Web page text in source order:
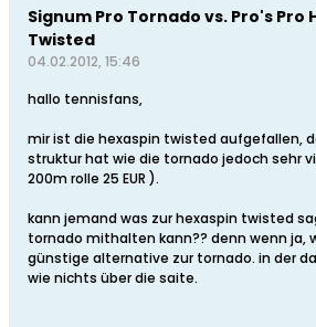
Signum Pro Tornado vs. Pro's Pro
Twisted
04.02.2012, 15:46
hallo tennisfans,
mir ist die hexaspin twisted aufgefallen,
struktur hat wie die tornado jedoch sehr
200m rolle 25 EUR ).
kann jemand was zur hexaspin twisted
tornado mithalten kann?? denn wenn ja,
günstige alternative zur tornado. in der
wie nichts über die saite.